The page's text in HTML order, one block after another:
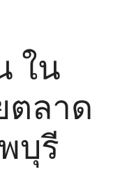
ใน
ตลาด
บุรี